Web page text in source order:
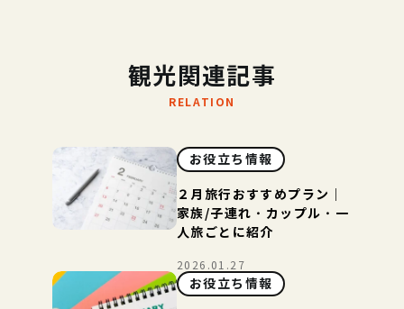
観光関連記事
RELATION
お役立ち情報
２月旅行おすすめプラン｜
家族/子連れ・カップル・一
人旅ごとに紹介
2026.01.27
お役立ち情報